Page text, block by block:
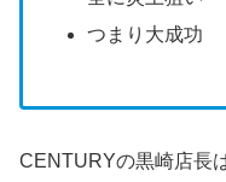
つまり大成功
CENTURYの黒崎店長